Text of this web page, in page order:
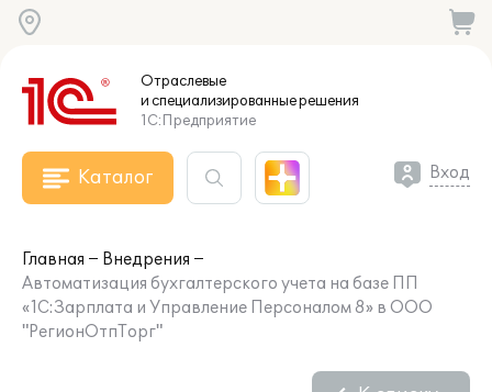
Отраслевые
и специализированныерешения
1С:Предприятие
Каталог Вход
Главная
Внедрения
Автоматизация бухгалтерского учета на базе ПП
«1С:Зарплата и Управление Персоналом 8» в ООО
"РегионОтпТорг"